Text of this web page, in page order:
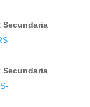
Secundaria
Secundaria